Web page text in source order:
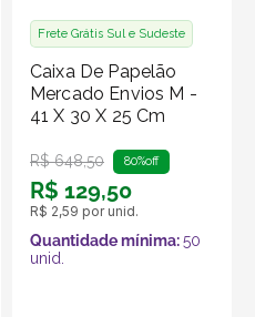
Frete Grátis Sul e Sudeste
Caixa De Papelão
Mercado Envios M -
41 X 30 X 25 Cm
R$ 648,50 80%off
R$ 129,50
R$ 2,59 por unid.
Quantidade mínima:50
unid.